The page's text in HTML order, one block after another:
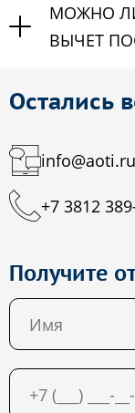
МОЖНО
ВЫЧЕТ
Остались
info@aoti.ru
+7 3812
Получите